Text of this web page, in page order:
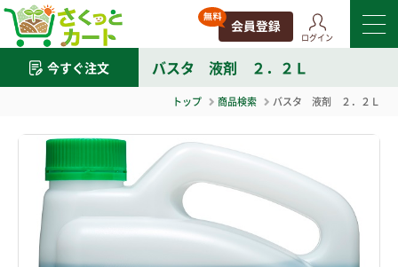
ログイン
今すぐ注文 バスタ 液剤 ２．２Ｌ
トップ 商品検索 バスタ 液剤 ２．２Ｌ